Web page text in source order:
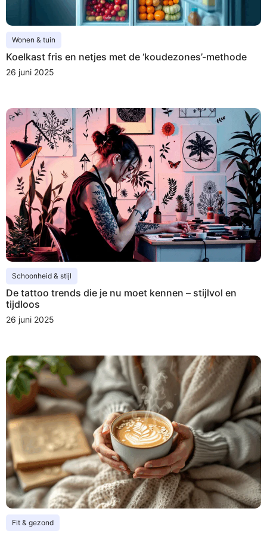
Wonen & tuin
Koelkast fris en netjes met de ‘koudezones’-methode
26 juni 2025
Schoonheid & stijl
De tattoo trends die je nu moet kennen – stijlvol en
tijdloos
26 juni 2025
Fit & gezond